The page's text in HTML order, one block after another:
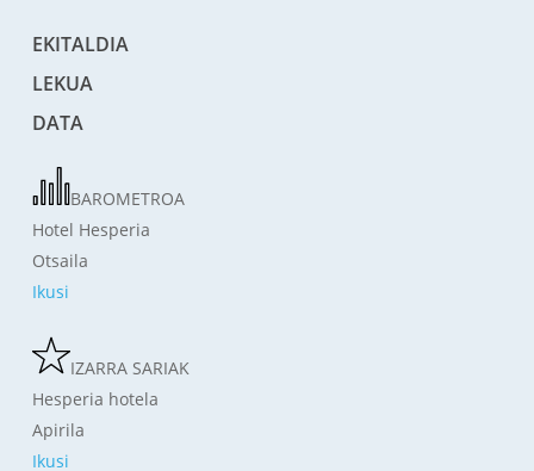
EKITALDIA
LEKUA
DATA
BAROMETROA
Hotel Hesperia
Otsaila
Ikusi
IZARRA SARIAK
Hesperia hotela
Apirila
Ikusi